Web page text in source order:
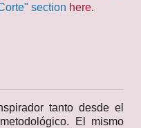
section here.
tanto desde el
El mismo